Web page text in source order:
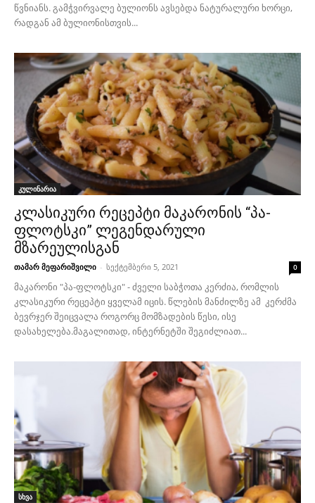
წვნიანს. გამჭვირვალე ბულიონს ავსებდა ნატურალური ხორცი,
რადგან ამ ბულიონისთვის...
კულინარია
კლასიკური რეცეპტი მაკარონის “პა-
ფლოტსკი” ლეგენდარული
მზარეულისგან
თამარ მეფარიშვილი - სექტემბერი 5, 2021 0
მაკარონი "პა-ფლოტსკი" - ძველი საბჭოთა კერძია, რომლის
კლასიკური რეცეპტი ყველამ იცის. წლების მანძილზე ამ კერძმა
ბევრჯერ შეიცვალა როგორც მომზადების წესი, ისე
დასახელება.მაგალითად, ინტერნეტში შეგიძლიათ...
სხვა